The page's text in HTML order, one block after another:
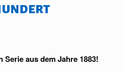
Serie aus dem Jahre 1883!